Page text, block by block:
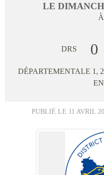
LE
DRS 0
DÉPARTEMENTALE 1,
PUBLIÉ LE 11 AVRIL